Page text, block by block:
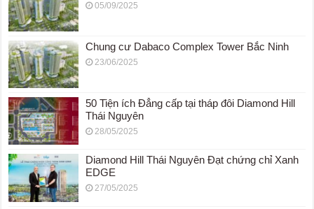
05/09/2025
Chung cư Dabaco Complex Tower Bắc Ninh
23/06/2025
50 Tiện ích Đẳng cấp tại tháp đôi Diamond Hill
Thái Nguyên
28/05/2025
Diamond Hill Thái Nguyên Đạt chứng chỉ Xanh
EDGE
27/05/2025